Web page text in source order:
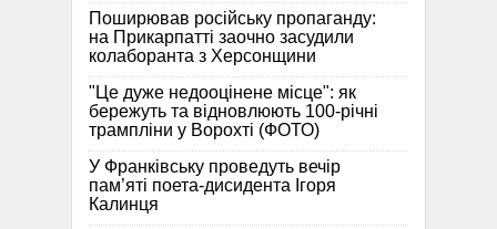
Поширював російську пропаганду:
на Прикарпатті заочно засудили
колаборанта з Херсонщини
"Це дуже недооцінене місце": як
бережуть та відновлюють 100-річні
трампліни у Ворохті (ФОТО)
У Франківську проведуть вечір
пам’яті поета-дисидента Ігоря
Калинця